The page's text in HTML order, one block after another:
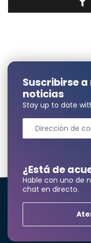
¿Está de
Hable con uno de
chat en directo.
Suscribirse
noticias
Stay up to date